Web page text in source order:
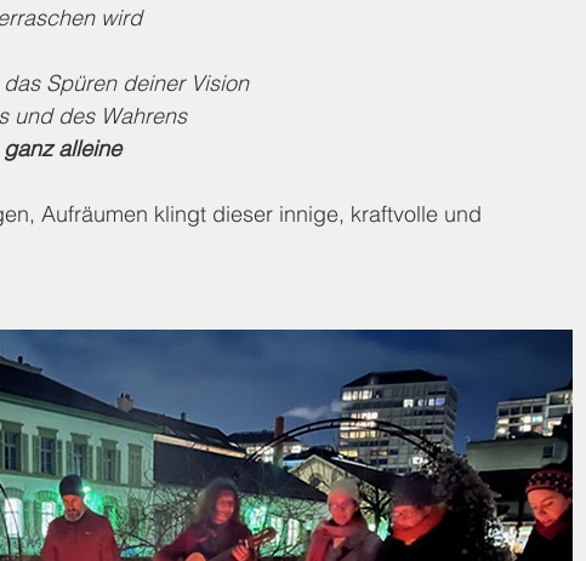
wird
Spüren deiner Vision
und des Wahrens
alleine
Aufräumen klingt dieser innige, kraftvolle und